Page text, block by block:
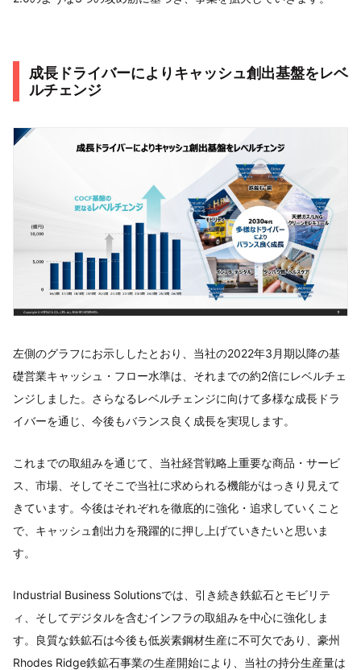
成長ドライバーによりキャッシュ創出基盤をレベ
ルチェンジ
左側のグラフにお示ししたとおり、当社の2022年3月期以降の基
礎営業キャッシュ・フロー水準は、それまでの約2倍にレベルチェ
ンジしました。さらなるレベルチェンジに向けて多様な成長ドラ
イバーを通じ、今後もバランス良く成長を実現します。
これまでの取組みを通じて、当社経営戦略上重要な商品・サービ
ス、市場、そしてそこで当社に求められる機能がはっきり見えて
きています。今後はそれぞれを徹底的に強化・追求していくこと
で、キャッシュ創出力を飛躍的に押し上げていきたいと思いま
す。
Industrial Business Solutionsでは、引き続き鉄鉱石とモビリテ
ィ、そしてデジタルを含むインフラの取組みを中心に強化しま
す。良質な鉄鉱石は今後も低炭素鋼材生産に不可欠であり、豪州
Rhodes Ridge鉄鉱石事業の生産開始により、当社の持分生産量は